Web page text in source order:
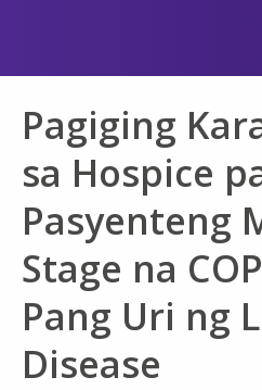
Mga Pangunahing
tungkol sa Hospice
Ang aming mga Serbisyo
Healthcare Professionals
Pamilya at Mga Tagapag-
alaga
Pagiging
sa Hospice
Pasyenteng
Stage na
Pang Uri ng
Disease